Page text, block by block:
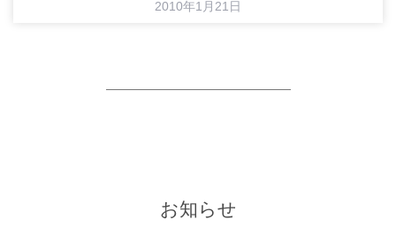
2010年1月21日
お知らせ